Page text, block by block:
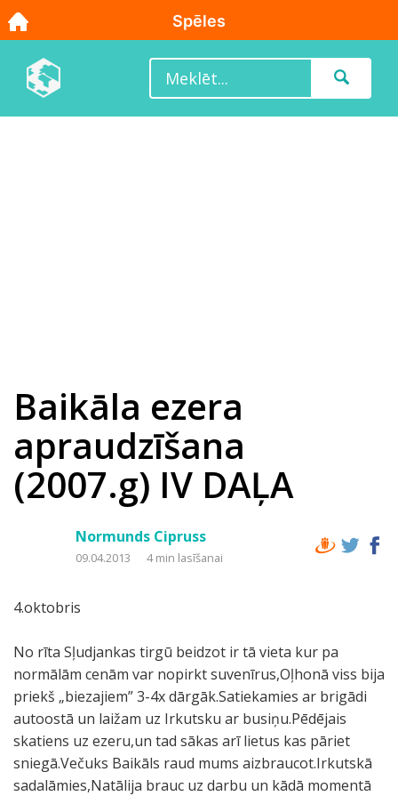
Baikāla ezera
apraudzīšana
(2007.g) IV DAĻA
Normunds Cipruss
09.04.2013 4 min lasīšanai
4.oktobris
No rīta Sļudjankas tirgū beidzot ir tā vieta kur pa
normālām cenām var nopirkt suvenīrus,Oļhonā viss bija
priekš „biezajiem” 3-4x dārgāk.Satiekamies ar brigādi
autoostā un laižam uz Irkutsku ar busiņu.Pēdējais
skatiens uz ezeru,un tad sākas arī lietus kas pāriet
sniegā.Večuks Baikāls raud mums aizbraucot.Irkutskā
sadalāmies,Natālija brauc uz darbu un kādā momentā